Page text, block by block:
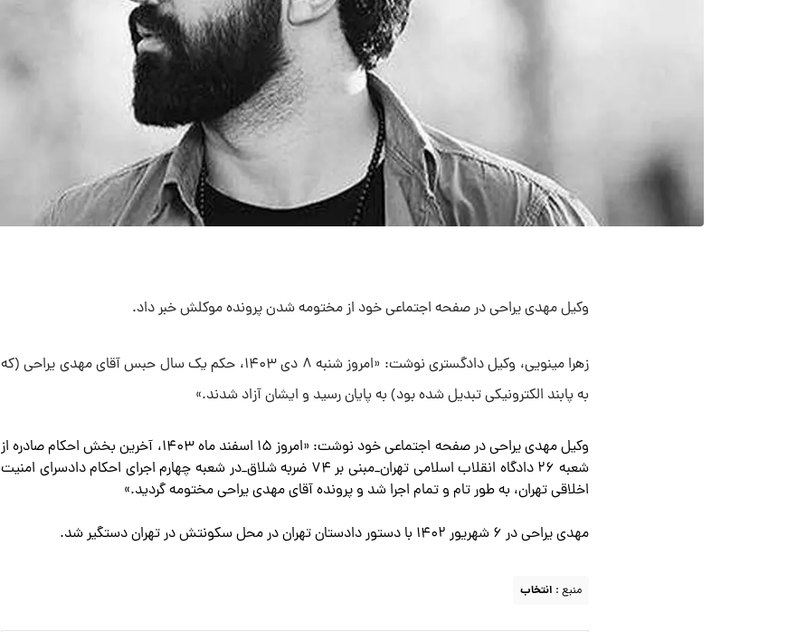
وکیل مهدی یراحی در صفحه اجتماعی خود از مختومه شدن پرونده موکلش خبر داد.
زهرا مینویی، وکیل دادگستری نوشت: «امروز شنبه ۸ دی ۱۴۰۳، حکم یک سال حبس آقای مهدی یراحی (که
به پابند الکترونیکی تبدیل شده بود) به پایان رسید و ایشان آزاد شدند.»
وکیل مهدی یراحی در صفحه اجتماعی خود نوشت: «امروز ۱۵ اسفند ماه ۱۴۰۳، آخرین بخش احکام صادره از
شعبه ۲۶ دادگاه انقلاب اسلامی تهران_مبنی بر ۷۴ ضربه شلاق_در شعبه چهارم اجرای احکام دادسرای امنیت
اخلاقی تهران، به طور تام و تمام اجرا شد و پرونده آقای مهدی یراحی مختومه گردید.»
مهدی یراحی در ۶ شهریور ۱۴۰۲ با دستور دادستان تهران در محل سکونتش در تهران دستگیر شد.
منبع : انتخاب